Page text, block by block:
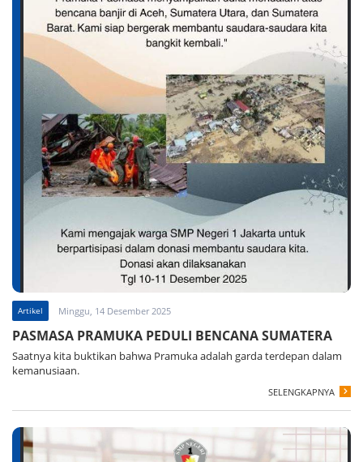
Artikel Minggu, 14 Desember 2025
PASMASA PRAMUKA PEDULI BENCANA SUMATERA
Saatnya kita buktikan bahwa Pramuka adalah garda terdepan dalam
kemanusiaan.
SELENGKAPNYA